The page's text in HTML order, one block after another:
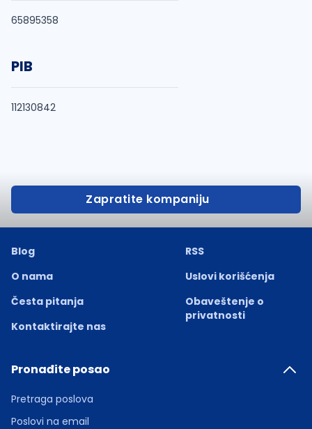
65895358
PIB
112130842
Zapratite kompaniju
Blog
O nama
Česta pitanja
Kontaktirajte nas
RSS
Uslovi korišćenja
Obaveštenje o
privatnosti
Pronađite posao
Pretraga poslova
Poslovi na email